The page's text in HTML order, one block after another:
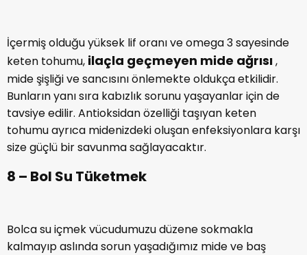
İçermiş olduğu yüksek lif oranı ve omega 3 sayesinde
keten tohumu, ilaçla geçmeyen mide ağrısı,
mide şişliği ve sancısını önlemekte oldukça etkilidir.
Bunların yanı sıra kabızlık sorunu yaşayanlar için de
tavsiye edilir. Antioksidan özelliği taşıyan keten
tohumu ayrıca midenizdeki oluşan enfeksiyonlara karşı
size güçlü bir savunma sağlayacaktır.
8 – Bol Su Tüketmek
Bolca su içmek vücudumuzu düzene sokmakla
kalmayıp aslında sorun yaşadığımız mide ve baş